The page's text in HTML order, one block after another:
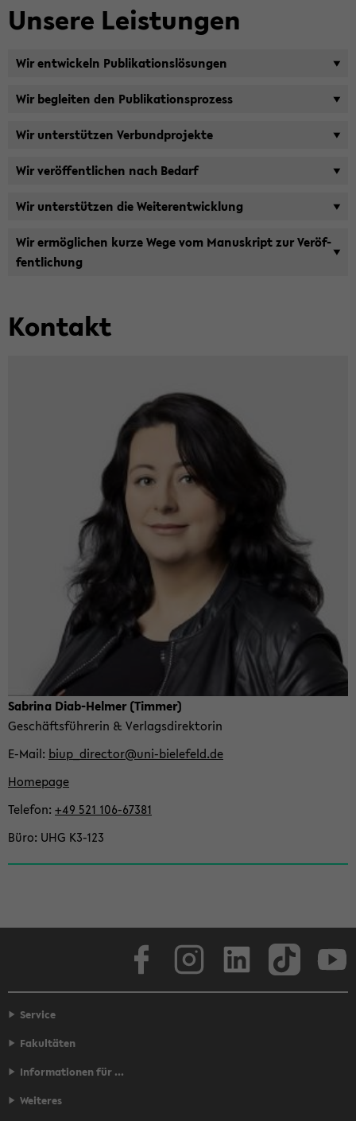
Un­se­re Leis­tun­gen
Wir ent­wi­ckeln Pu­bli­ka­ti­ons­lö­sun­gen
Wir be­glei­ten den Pu­bli­ka­ti­ons­pro­zess
Wir un­ter­stüt­zen Ver­bund­pro­jek­te
Wir ver­öf­fent­li­chen nach Be­darf
Wir un­ter­stüt­zen die Wei­ter­ent­wick­lung
Wir er­mög­li­chen kurze Wege vom Ma­nu­skript zur Ver­öf­
fent­li­chung
Kon­takt
Sa­bri­na Diab-​Helmer (Tim­mer)
Ge­schäfts­füh­re­rin & Ver­lags­di­rek­to­rin
E-​Mail biup_­di­rec­tor@uni-​bielefeld.de
Home­page
Te­le­fon +49 521 106-​67381
Büro UHG K3-​123
Face­book
Service
Fakultäten
Informationen für ...
Weiteres